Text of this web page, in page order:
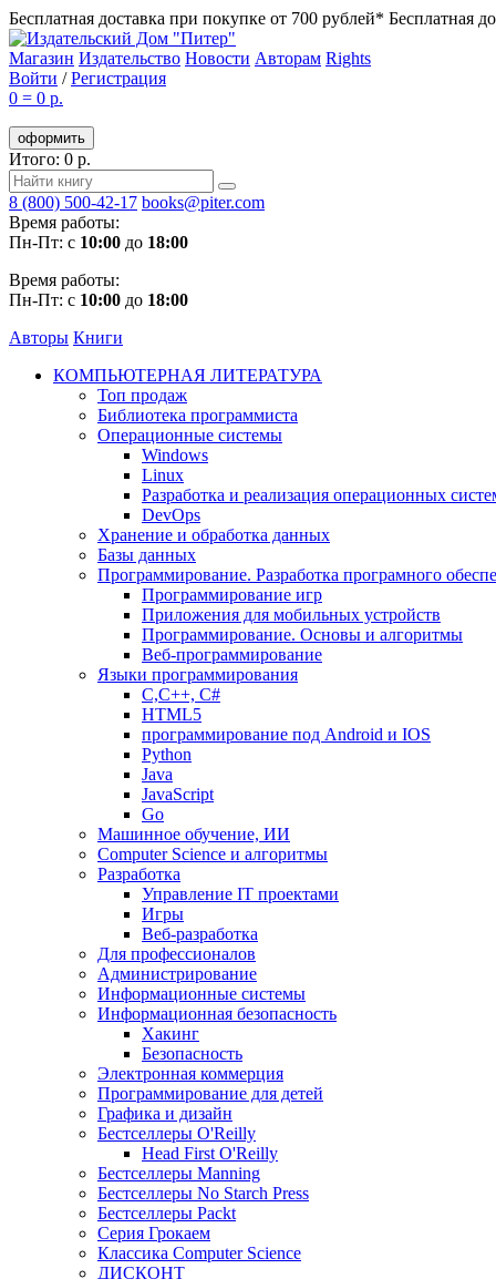
Бесплатная доставка при покупке от 700 рублей* Бесплатная
Магазин Издательство Новости Авторам Rights
Войти /Регистрация
0 = 0 р.
оформить
Итого: 0 р.
8 (800) 500-42-17 books@piter.com
Время работы:
Пн-Пт: с 10:00 до 18:00
Время работы:
Пн-Пт: с 10:00 до 18:00
Авторы Книги
КОМПЬЮТЕРНАЯ ЛИТЕРАТУРА
Топ продаж
Библиотека программиста
Операционные системы
Windows
Linux
Разработка и реализация операционных
DevOps
Хранение и обработка данных
Базы данных
Программирование. Разработка програмного
Программирование игр
Приложения для мобильных устройств
Программирование. Основы и алгоритмы
Веб-программирование
Языки программирования
С,С++, С#
HTML5
программирование под Android и IOS
Python
Java
JavaScript
Go
Машинное обучение, ИИ
Computer Science и алгоритмы
Разработка
Управление IT проектами
Игры
Веб-разработка
Для профессионалов
Администрирование
Информационные системы
Информационная безопасность
Хакинг
Безопасность
Электронная коммерция
Программирование для детей
Графика и дизайн
Бестселлеры O'Reilly
Head First O'Reilly
Бестселлеры Manning
Бестселлеры No Starch Press
Бестселлеры Packt
Серия Грокаем
Классика Computer Science
ДИСКОНТ